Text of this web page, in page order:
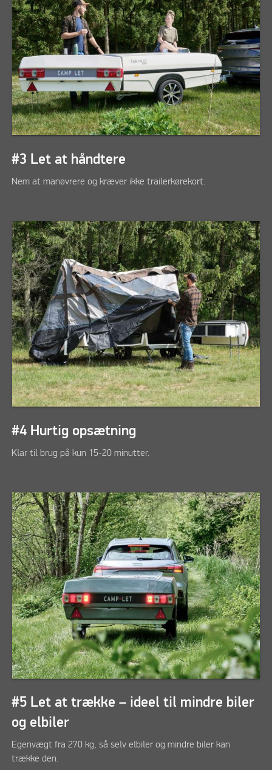
#3 Let at håndtere
Nem at manøvrere og kræver ikke trailerkørekort.
#4 Hurtig opsætning
Klar til brug på kun 15-20 minutter.
#5 Let at trække – ideel til mindre biler
og elbiler
Egenvægt fra 270 kg, så selv elbiler og mindre biler kan
trække den.